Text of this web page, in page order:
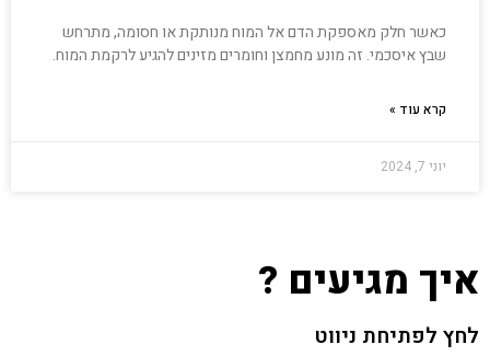
כאשר חלק מאספקת הדם אל המוח מנותקת או חסומה, מתרחש
שבץ איסכמי. זה מונע מחמצן וחומרים מזינים להגיע לרקמת המוח.
קרא עוד »
יוני 7, 2024
איך מגיעים ?
לחץ לפתיחת ניווט